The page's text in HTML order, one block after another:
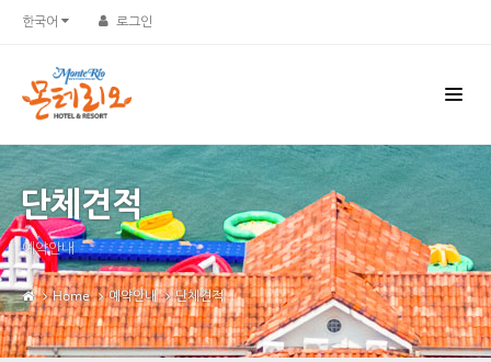
한국어 로그인
단체견적
예약안내
Home 예약안내 단체견적
Sketchbook5, 스케치북5